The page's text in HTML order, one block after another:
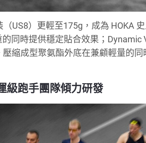
US8）更輕至175g，成為 HOKA
同時提供穩定貼合效果；Dynamic
縮成型聚氨酯外底在兼顧輕量的
級跑手團隊傾力研發